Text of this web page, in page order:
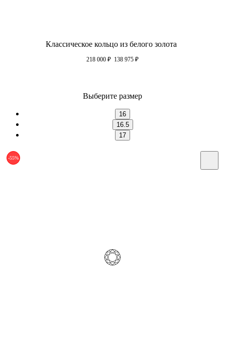
Классическое кольцо из белого золота
218 000 ₽ 138 975 ₽
Выберите размер
16
16.5
17
-55%